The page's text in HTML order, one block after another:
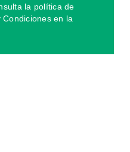
la política de
en la